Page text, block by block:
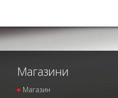
Магазини
Магазин